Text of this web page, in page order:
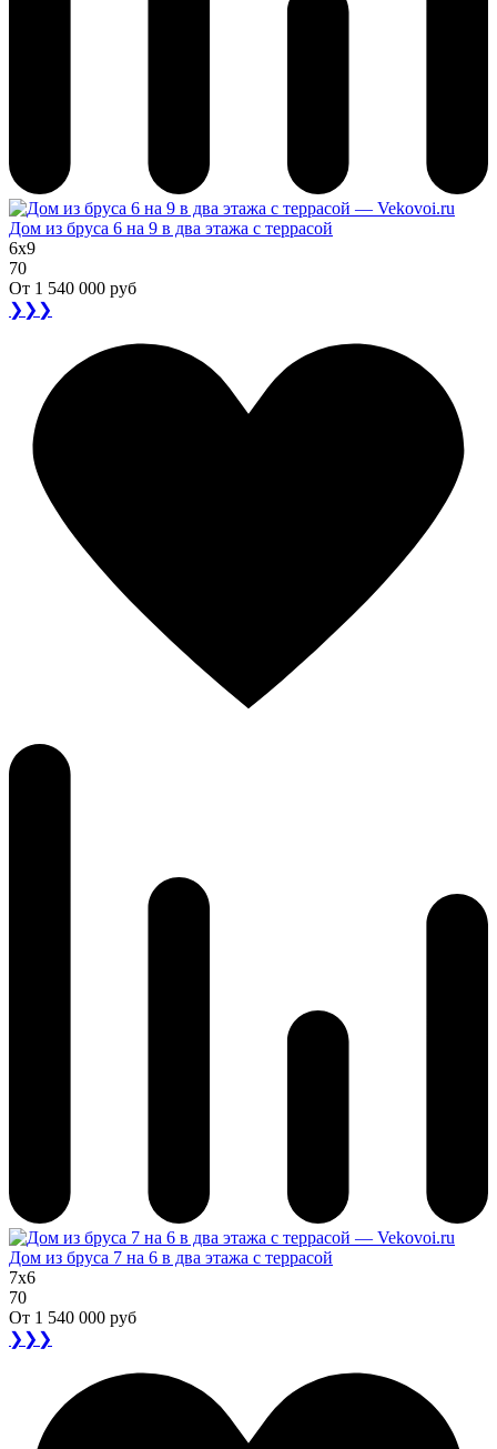
Дом из бруса 6 на 9 в два этажа с террасой
6x9
70
От 1 540 000 руб
❯❯❯
Дом из бруса 7 на 6 в два этажа с террасой
7x6
70
От 1 540 000 руб
❯❯❯